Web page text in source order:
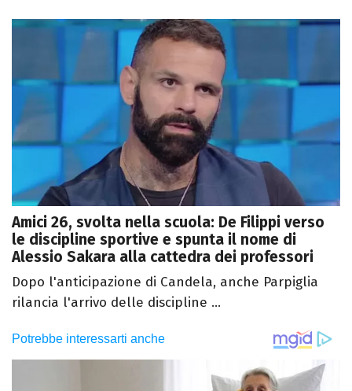
Amici 26, svolta nella scuola: De Filippi verso
le discipline sportive e spunta il nome di
Alessio Sakara alla cattedra dei professori
Dopo l'anticipazione di Candela, anche Parpiglia
rilancia l'arrivo delle discipline ...